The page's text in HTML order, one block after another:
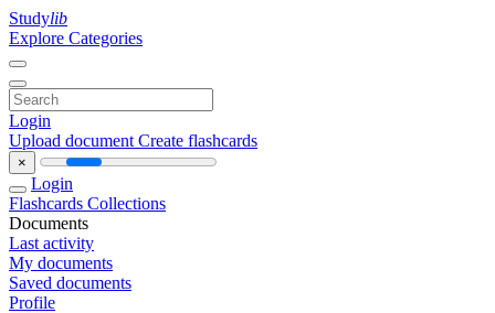
Studylib
Explore Categories
Login
Upload document Create flashcards
×
Login
Flashcards Collections
Documents
Last activity
My documents
Saved documents
Profile